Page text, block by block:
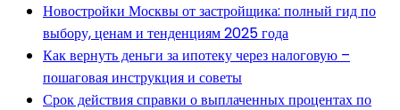
Новостройки Москвы от застройщика: полный гид по
выбору, ценам и тенденциям 2025 года
Как вернуть деньги за ипотеку через налоговую –
пошаговая инструкция и советы
Срок действия справки о выплаченных процентах по